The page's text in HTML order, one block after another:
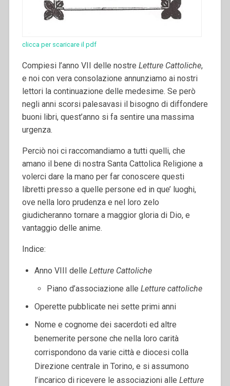
clicca per scaricare il pdf
Compiesi l’anno VII delle nostre Letture Cattoliche,
e noi con vera consolazione annunziamo ai nostri
lettori la continuazione delle medesime. Se però
negli anni scorsi palesavasi il bisogno di diffondere
buoni libri, quest’anno si fa sentire una massima
urgenza.
Perciò noi ci raccomandiamo a tutti quelli, che
amano il bene di nostra Santa Cattolica Religione a
volerci dare la mano per far conoscere questi
libretti presso a quelle persone ed in que’ luoghi,
ove nella loro prudenza e nel loro zelo
giudicheranno tornare a maggior gloria di Dio, e
vantaggio delle anime.
Indice:
Anno VIII delle Letture Cattoliche
Piano d’associazione alle Letture cattoliche
Operette pubblicate nei sette primi anni
Nome e cognome dei sacerdoti ed altre
benemerite persone che nella loro carità
corrispondono da varie città e diocesi colla
Direzione centrale in Torino, e si assumono
l’incarico di ricevere le associazioni alle Letture